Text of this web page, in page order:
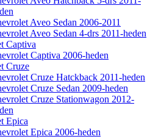
Aveo Sedan 2006-2011
Aveo Sedan 4-drs 2011-heden
Captiva
Captiva 2006-heden
Cruze
Cruze Hatckback 2011-heden
Cruze Sedan 2009-heden
Cruze Stationwagon 2012-
Epica
Epica 2006-heden